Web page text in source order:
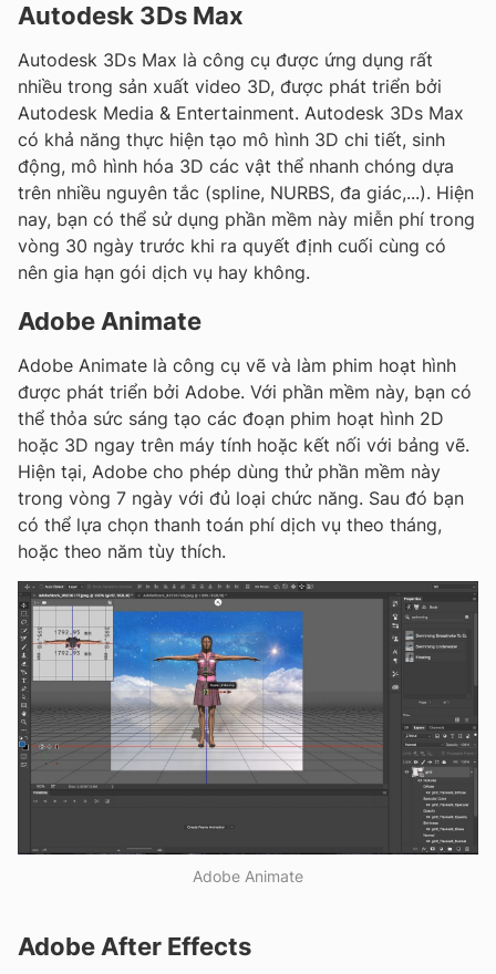
Autodesk 3Ds Max
Autodesk 3Ds Max là công cụ được ứng dụng rất
nhiều trong sản xuất video 3D, được phát triển bởi
Autodesk Media & Entertainment. Autodesk 3Ds Max
có khả năng thực hiện tạo mô hình 3D chi tiết, sinh
động, mô hình hóa 3D các vật thể nhanh chóng dựa
trên nhiều nguyên tắc (spline, NURBS, đa giác,...). Hiện
nay, bạn có thể sử dụng phần mềm này miễn phí trong
vòng 30 ngày trước khi ra quyết định cuối cùng có
nên gia hạn gói dịch vụ hay không.
Adobe Animate
Adobe Animate là công cụ vẽ và làm phim hoạt hình
được phát triển bởi Adobe. Với phần mềm này, bạn có
thể thỏa sức sáng tạo các đoạn phim hoạt hình 2D
hoặc 3D ngay trên máy tính hoặc kết nối với bảng vẽ.
Hiện tại, Adobe cho phép dùng thử phần mềm này
trong vòng 7 ngày với đủ loại chức năng. Sau đó bạn
có thể lựa chọn thanh toán phí dịch vụ theo tháng,
hoặc theo năm tùy thích.
Adobe Animate
Adobe After Effects